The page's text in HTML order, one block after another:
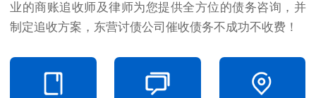
业的商账追收师及律师为您提供全方位的债务咨询，并
制定追收方案，东营讨债公司催收债务不成功不收费！